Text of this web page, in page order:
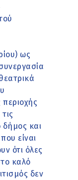
ως
και
είναι
ότι όλες
καλό
δεν